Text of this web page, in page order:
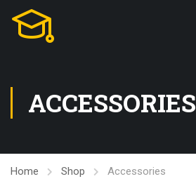
ACCESSORIES
Home Shop Accessories